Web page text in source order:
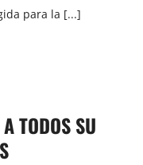
para la [...]
TODOS SU